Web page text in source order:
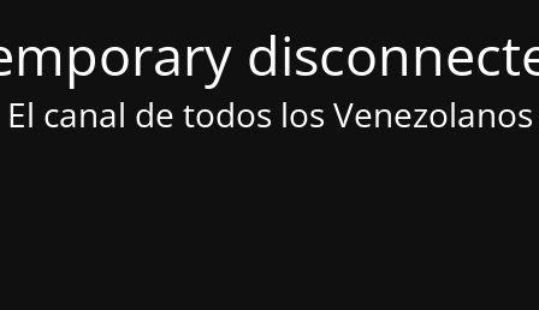
El canal de todos los Venezolanos